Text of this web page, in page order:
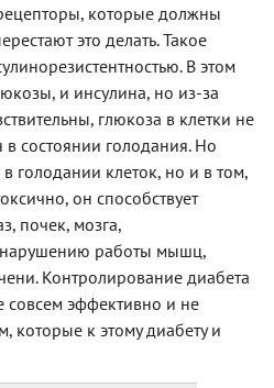
которые должны
это делать. Такое
В этом
и инсулина, но из-за
глюкоза в клетки не
состоянии голодания. Но
голодании клеток, но и в том,
он способствует
почек, мозга,
работы мышц,
Контролирование диабета
эффективно и не
которые к этому диабету и